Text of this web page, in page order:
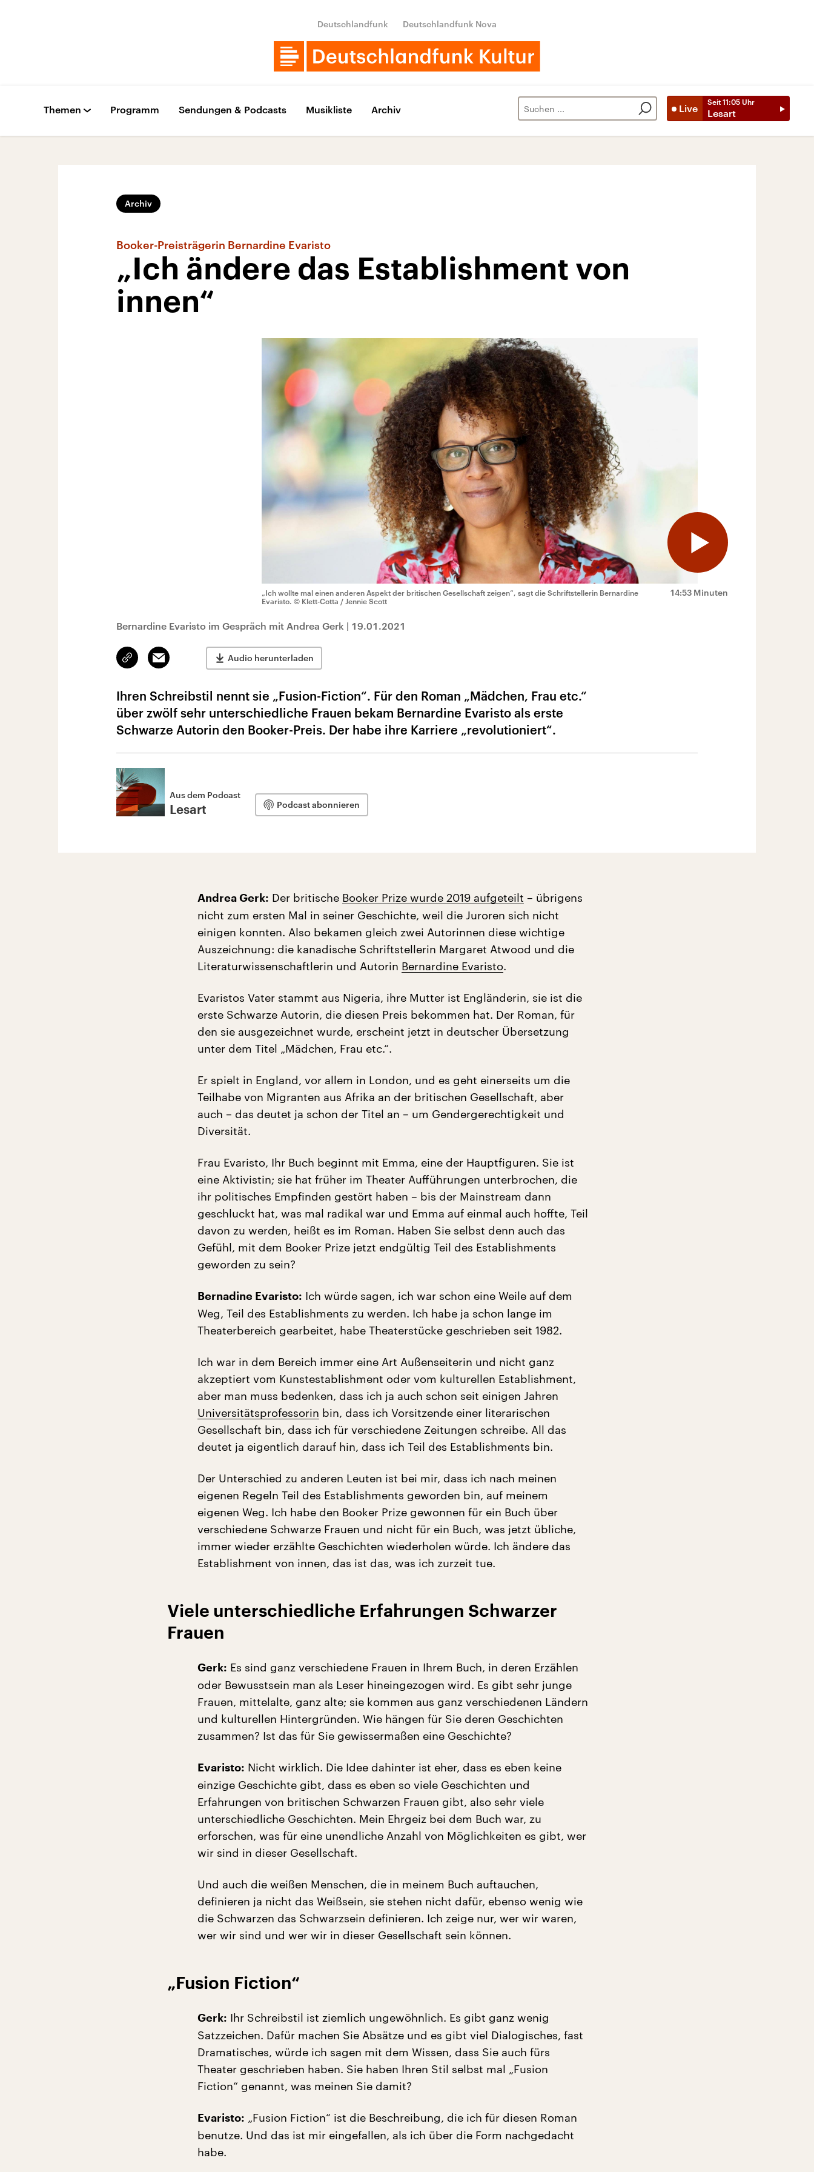
Deutschlandfunk Deutschlandfunk Nova
Live
Seit 11:05 Uhr
Lesart
Themen Programm Sendungen & Podcasts Musikliste Archiv
Archiv
Booker-Preisträgerin Bernardine Evaristo
„Ich ändere das Establishment von
innen“
14:53 Minuten
„Ich wollte mal einen anderen Aspekt der britischen Gesellschaft zeigen“, sagt die Schriftstellerin Bernardine
Evaristo. © Klett-Cotta / Jennie Scott
Bernardine Evaristo im Gespräch mit Andrea Gerk | 19.01.2021
Link
kopieren/teilen
Email Audio herunterladen
Ihren Schreibstil nennt sie „Fusion-Fiction“. Für den Roman „Mädchen, Frau etc.“
über zwölf sehr unterschiedliche Frauen bekam Bernardine Evaristo als erste
Schwarze Autorin den Booker-Preis. Der habe ihre Karriere „revolutioniert“.
Aus dem Podcast
Lesart Podcast abonnieren
Andrea Gerk: Der britische Booker Prize wurde 2019 aufgeteilt – übrigens
nicht zum ersten Mal in seiner Geschichte, weil die Juroren sich nicht
einigen konnten. Also bekamen gleich zwei Autorinnen diese wichtige
Auszeichnung: die kanadische Schriftstellerin Margaret Atwood und die
Literaturwissenschaftlerin und Autorin Bernardine Evaristo.
Evaristos Vater stammt aus Nigeria, ihre Mutter ist Engländerin, sie ist die
erste Schwarze Autorin, die diesen Preis bekommen hat. Der Roman, für
den sie ausgezeichnet wurde, erscheint jetzt in deutscher Übersetzung
unter dem Titel „Mädchen, Frau etc.“.
Er spielt in England, vor allem in London, und es geht einerseits um die
Teilhabe von Migranten aus Afrika an der britischen Gesellschaft, aber
auch – das deutet ja schon der Titel an – um Gendergerechtigkeit und
Diversität.
Frau Evaristo, Ihr Buch beginnt mit Emma, eine der Hauptfiguren. Sie ist
eine Aktivistin; sie hat früher im Theater Aufführungen unterbrochen, die
ihr politisches Empfinden gestört haben – bis der Mainstream dann
geschluckt hat, was mal radikal war und Emma auf einmal auch hoffte, Teil
davon zu werden, heißt es im Roman. Haben Sie selbst denn auch das
Gefühl, mit dem Booker Prize jetzt endgültig Teil des Establishments
geworden zu sein?
Bernadine Evaristo: Ich würde sagen, ich war schon eine Weile auf dem
Weg, Teil des Establishments zu werden. Ich habe ja schon lange im
Theaterbereich gearbeitet, habe Theaterstücke geschrieben seit 1982.
Ich war in dem Bereich immer eine Art Außenseiterin und nicht ganz
akzeptiert vom Kunstestablishment oder vom kulturellen Establishment,
aber man muss bedenken, dass ich ja auch schon seit einigen Jahren
Universitätsprofessorin bin, dass ich Vorsitzende einer literarischen
Gesellschaft bin, dass ich für verschiedene Zeitungen schreibe. All das
deutet ja eigentlich darauf hin, dass ich Teil des Establishments bin.
Der Unterschied zu anderen Leuten ist bei mir, dass ich nach meinen
eigenen Regeln Teil des Establishments geworden bin, auf meinem
eigenen Weg. Ich habe den Booker Prize gewonnen für ein Buch über
verschiedene Schwarze Frauen und nicht für ein Buch, was jetzt übliche,
immer wieder erzählte Geschichten wiederholen würde. Ich ändere das
Establishment von innen, das ist das, was ich zurzeit tue.
Viele unterschiedliche Erfahrungen Schwarzer
Frauen
Gerk: Es sind ganz verschiedene Frauen in Ihrem Buch, in deren Erzählen
oder Bewusstsein man als Leser hineingezogen wird. Es gibt sehr junge
Frauen, mittelalte, ganz alte; sie kommen aus ganz verschiedenen Ländern
und kulturellen Hintergründen. Wie hängen für Sie deren Geschichten
zusammen? Ist das für Sie gewissermaßen eine Geschichte?
Evaristo: Nicht wirklich. Die Idee dahinter ist eher, dass es eben keine
einzige Geschichte gibt, dass es eben so viele Geschichten und
Erfahrungen von britischen Schwarzen Frauen gibt, also sehr viele
unterschiedliche Geschichten. Mein Ehrgeiz bei dem Buch war, zu
erforschen, was für eine unendliche Anzahl von Möglichkeiten es gibt, wer
wir sind in dieser Gesellschaft.
Und auch die weißen Menschen, die in meinem Buch auftauchen,
definieren ja nicht das Weißsein, sie stehen nicht dafür, ebenso wenig wie
die Schwarzen das Schwarzsein definieren. Ich zeige nur, wer wir waren,
wer wir sind und wer wir in dieser Gesellschaft sein können.
„Fusion Fiction“
Gerk: Ihr Schreibstil ist ziemlich ungewöhnlich. Es gibt ganz wenig
Satzzeichen. Dafür machen Sie Absätze und es gibt viel Dialogisches, fast
Dramatisches, würde ich sagen mit dem Wissen, dass Sie auch fürs
Theater geschrieben haben. Sie haben Ihren Stil selbst mal „Fusion
Fiction“ genannt, was meinen Sie damit?
Evaristo: „Fusion Fiction“ ist die Beschreibung, die ich für diesen Roman
benutze. Und das ist mir eingefallen, als ich über die Form nachgedacht
habe.